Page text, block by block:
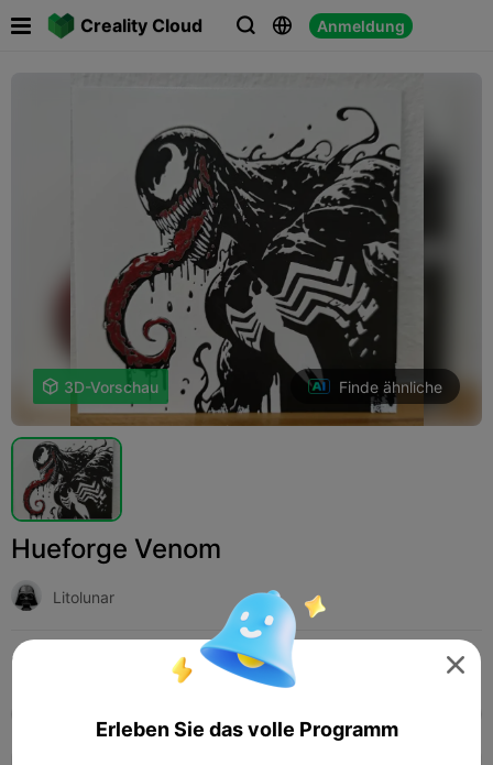
Creality Cloud   Anmeldung

 3D-Vorschau Finde ähnliche
Hueforge Venom
Litolunar
Print Settings (2) Hinzufügen Kunst & Design 

Erleben Sie das volle Programm